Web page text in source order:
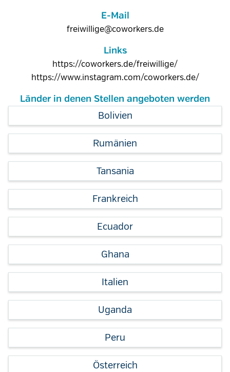
E-Mail
freiwillige@coworkers.de
Links
https://coworkers.de/freiwillige/
https://www.instagram.com/coworkers.de/
Länder in denen Stellen angeboten werden
Bolivien
Rumänien
Tansania
Frankreich
Ecuador
Ghana
Italien
Uganda
Peru
Österreich